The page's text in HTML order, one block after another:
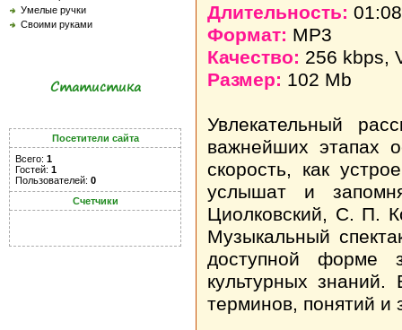
Умелые ручки
Своими руками
Статистика
Посетители сайта
Всего: 1
Гостей: 1
Пользователей: 0
Счетчики
Длительность:
Формат: MP3
Качество: 256 kbps,
Размер: 102 Mb
Увлекательный
важнейших этапах
скорость, как
услышат и
Циолковский, С. П.
Музыкальный
доступной форме
культурных
терминов, понятий и